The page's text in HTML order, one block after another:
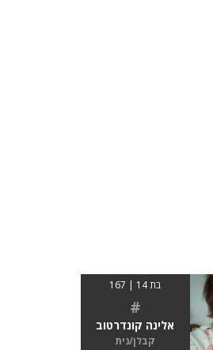
בת 14 | 167
#
אלינה קונדרטוב
קבלן/נית